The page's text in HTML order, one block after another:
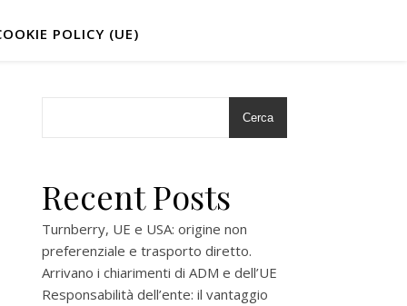
POLICY (UE)
Cerca
Recent Posts
Turnberry, UE e USA: origine non
preferenziale e trasporto diretto.
Arrivano i chiarimenti di ADM e dell’UE
Responsabilità dell’ente: il vantaggio